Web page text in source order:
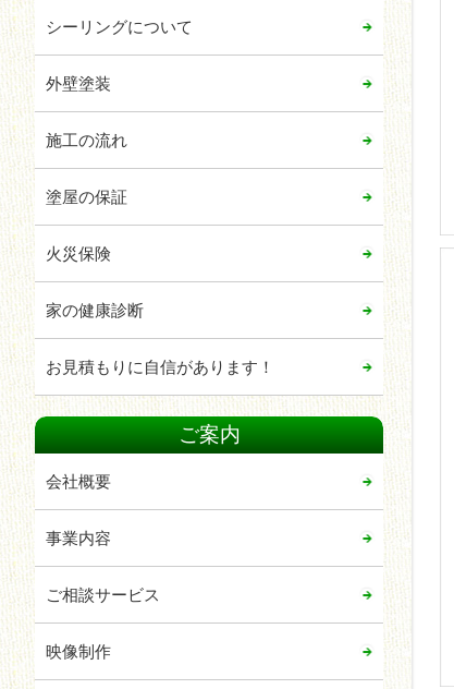
シーリングについて
外壁塗装
施工の流れ
塗屋の保証
火災保険
家の健康診断
お見積もりに自信があります！
ご案内
会社概要
事業内容
ご相談サービス
映像制作